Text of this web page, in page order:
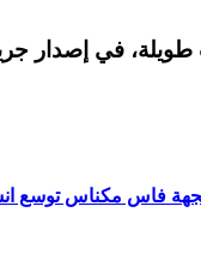
طويلة، في إصدار
فاس مكناس توسع